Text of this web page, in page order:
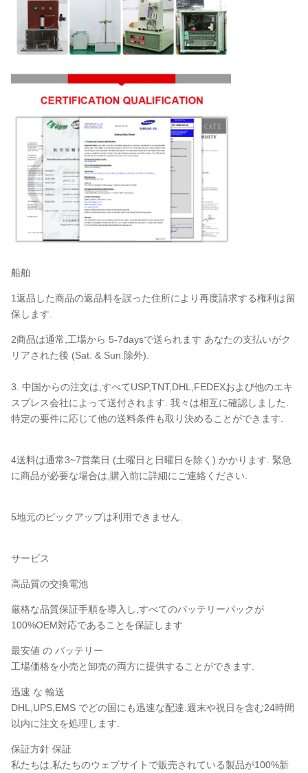
船舶
1返品した商品の返品料を誤った住所により再度請求する権利は留
保します.
2商品は通常,工場から 5-7daysで送られます あなたの支払いがク
リアされた後 (Sat. & Sun.除外).
3. 中国からの注文は,すべてUSP,TNT,DHL,FEDEXおよび他のエキ
スプレス会社によって送付されます. 我々は相互に確認しました.
特定の要件に応じて他の送料条件も取り決めることができます.
4送料は通常3~7営業日 (土曜日と日曜日を除く) かかります. 緊急
に商品が必要な場合は,購入前に詳細にご連絡ください.
5地元のピックアップは利用できません.
サービス
高品質の交換電池
厳格な品質保証手順を導入し,すべてのバッテリーパックが
100%OEM対応であることを保証します
最安値 の バッテリー
工場価格を小売と卸売の両方に提供することができます.
迅速 な 輸送
DHL,UPS,EMS でどの国にも迅速な配達.週末や祝日を含む24時間
以内に注文を処理します.
保証方針 保証
私たちは,私たちのウェブサイトで販売されている製品が100%新